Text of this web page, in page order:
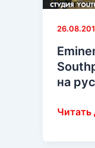
на
Eminem